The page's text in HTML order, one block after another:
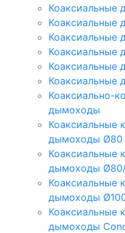
Коаксиальные
Коаксиальные
Коаксиальные
Коаксиальные
Коаксиальные
Коаксиально-
дымоходы
Коаксиальные
дымоходы Ø80
Коаксиальные
дымоходы
Коаксиальные
дымоходы
Коаксиальные
дымоходы